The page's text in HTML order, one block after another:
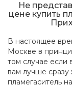
Не
цене купить
В настоящее
Москве в
том случае если
вам лучше
пламегаситель